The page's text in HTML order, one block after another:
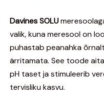
Davines SOLU
valik, kuna meresool on
puhastab peanahka
ärritamata. See toode
pH taset ja stimuleerib
tervisliku kasvu.